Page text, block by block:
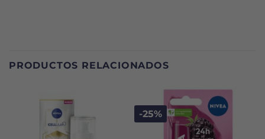
PRODUCTOS RELACIONADOS
-25%